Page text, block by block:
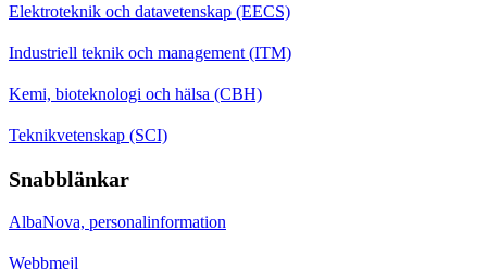
Elektroteknik och datavetenskap (EECS)
Industriell teknik och management (ITM)
Kemi, bioteknologi och hälsa (CBH)
Teknikvetenskap (SCI)
Snabblänkar
AlbaNova, personalinformation
Webbmejl